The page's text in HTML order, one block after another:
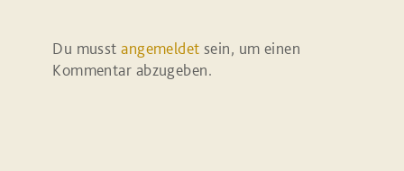
Du musstangemeldet sein, um einen
Kommentar abzugeben.